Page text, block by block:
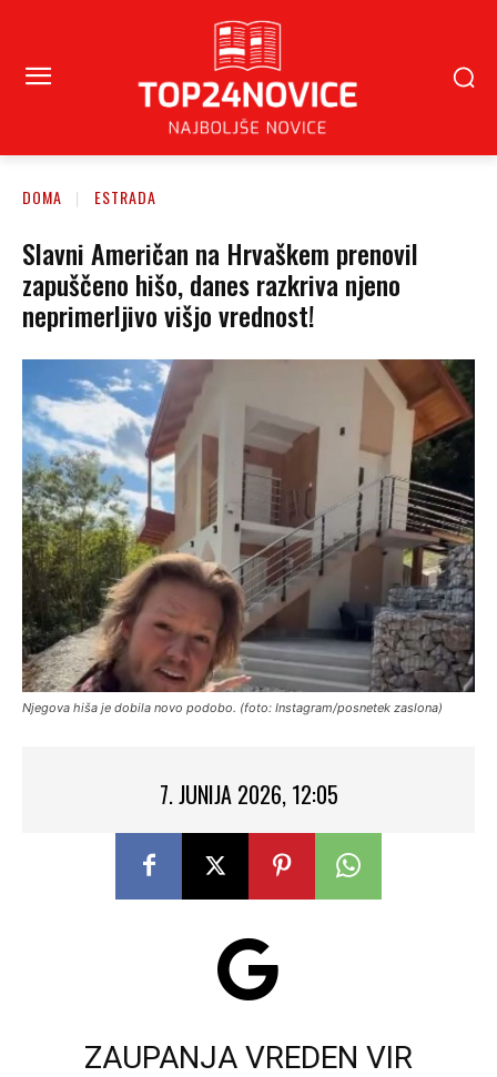
DOMA ESTRADA
Slavni Američan na Hrvaškem prenovil
zapuščeno hišo, danes razkriva njeno
neprimerljivo višjo vrednost!
Njegova hiša je dobila novo podobo. (foto: Instagram/posnetek zaslona)
7. JUNIJA 2026, 12:05
ZAUPANJA VREDEN VIR